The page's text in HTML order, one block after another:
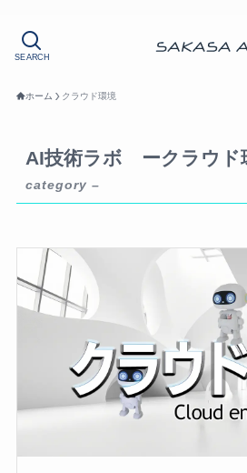
SEARCH
ホーム クラウド環境
AI技術ラボ ークラウド
category –